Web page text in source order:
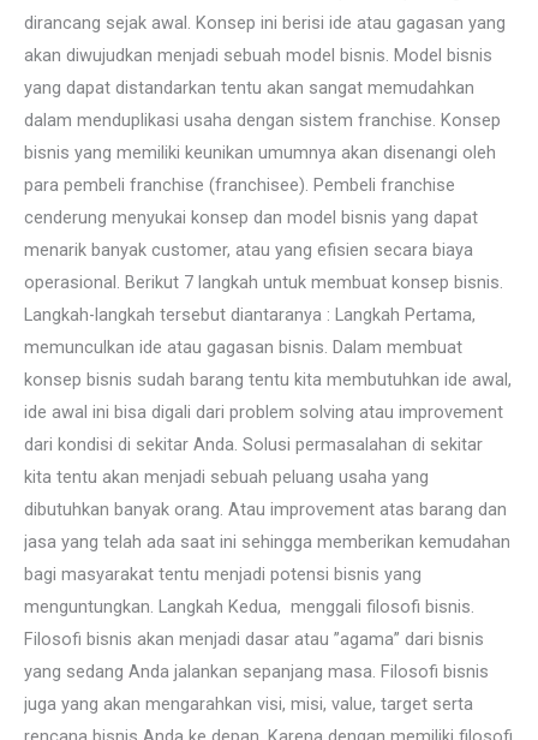
dirancang sejak awal. Konsep ini berisi ide atau gagasan yang
akan diwujudkan menjadi sebuah model bisnis. Model bisnis
yang dapat distandarkan tentu akan sangat memudahkan
dalam menduplikasi usaha dengan sistem franchise. Konsep
bisnis yang memiliki keunikan umumnya akan disenangi oleh
para pembeli franchise (franchisee). Pembeli franchise
cenderung menyukai konsep dan model bisnis yang dapat
menarik banyak customer, atau yang efisien secara biaya
operasional. Berikut 7 langkah untuk membuat konsep bisnis.
Langkah-langkah tersebut diantaranya : Langkah Pertama,
memunculkan ide atau gagasan bisnis. Dalam membuat
konsep bisnis sudah barang tentu kita membutuhkan ide awal,
ide awal ini bisa digali dari problem solving atau improvement
dari kondisi di sekitar Anda. Solusi permasalahan di sekitar
kita tentu akan menjadi sebuah peluang usaha yang
dibutuhkan banyak orang. Atau improvement atas barang dan
jasa yang telah ada saat ini sehingga memberikan kemudahan
bagi masyarakat tentu menjadi potensi bisnis yang
menguntungkan. Langkah Kedua, menggali filosofi bisnis.
Filosofi bisnis akan menjadi dasar atau ”agama” dari bisnis
yang sedang Anda jalankan sepanjang masa. Filosofi bisnis
juga yang akan mengarahkan visi, misi, value, target serta